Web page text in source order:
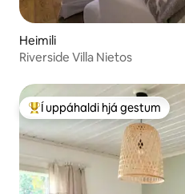
Heimili
Riverside Villa Nietos
Í mestu uppáhaldi hjá gestum
Í uppáhaldi hjá gestum